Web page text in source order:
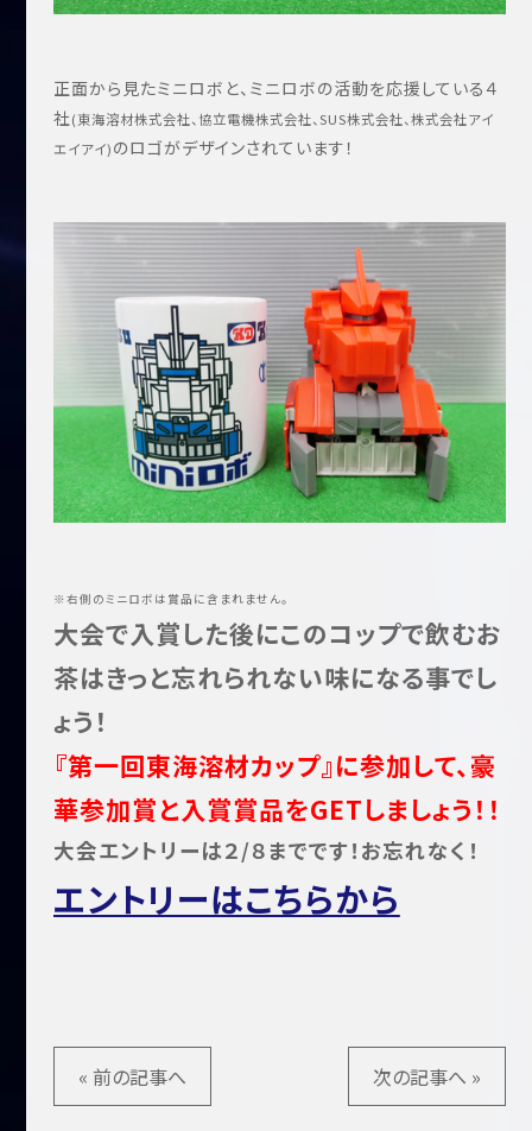
正面から見たミニロボと、ミニロボの活動を応援している４
社(東海溶材株式会社、協立電機株式会社、SUS株式会社、株式会社アイ
エイアイ)のロゴがデザインされています！
※右側のミニロボは賞品に含まれません。
大会で入賞した後にこのコップで飲むお
茶はきっと忘れられない味になる事でし
ょう！
『第一回東海溶材カップ』に参加して、豪
華参加賞と入賞賞品をGETしましょう！！
大会エントリーは２/８までです！お忘れなく！
エントリーはこちらから
« 前の記事へ 次の記事へ »